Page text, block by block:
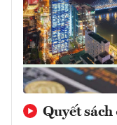
Quyết